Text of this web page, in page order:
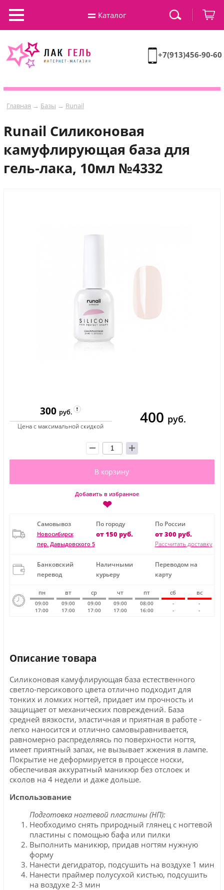
+7(913)456-90-60
Главная → Базы → Runail
Runail Силиконовая
камуфлирующая база для
гель-лака, 10мл №4332
300 руб.
Цена с максимальной скидкой 400 руб.
В корзину
Добавить в избранное
❤
Самовывоз
Новосибирск
пер. Давыдовского 5
По городу
от 150 руб.
По России
от 300 руб.
Рассчитать доставку
Банковский
перевод
Наличными
курьеру
Переводом на
карту
пн вт ср чт пт сб вс
09:00
17:00
09:00
17:00
09:00
17:00
09:00
17:00
08:00
16:00
-
-
-
-
Описание товара
Силиконовая камуфлирующая база естественного
светло-персикового цвета отлично подходит для
тонких и ломких ногтей, придает им прочность и
защищает от механических повреждений. База
средней вязкости, эластичная и приятная в работе -
легко наносится и отлично самовыравнивается,
равномерно распределяясь по поверхности ногтя,
имеет приятный запах, не вызывает жжения в лампе.
Покрытие не деформируется в процессе носки,
обеспечивая аккуратный маникюр без отслоек и
сколов на 4 недели и даже дольше.
Использование
Подготовка ногтевой пластины (НП):
Необходимо снять природный глянец с ногтевой
пластины с помощью бафа или пилки
Выполнить маникюр, придав ногтям нужную
форму
Нанести дегидратор, подсушить на воздухе 1 мин
Нанести праймер полусухой кистью, подсушить
на воздухе 2-3 мин
Каталог